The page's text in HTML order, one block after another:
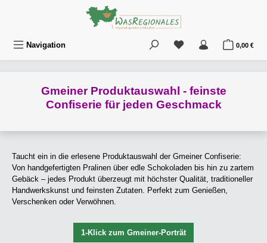
Zum Hauptinhalt springen
Navigation Du hast 0 Produkte
0,00 €
Gmeiner Produktauswahl - feinste
Confiserie für jeden Geschmack
Taucht ein in die erlesene Produktauswahl der Gmeiner Confiserie:
Von handgefertigten Pralinen über edle Schokoladen bis hin zu zartem
Gebäck – jedes Produkt überzeugt mit höchster Qualität, traditioneller
Handwerkskunst und feinsten Zutaten. Perfekt zum Genießen,
Verschenken oder Verwöhnen.
1-Klick zum Gmeiner-Porträt